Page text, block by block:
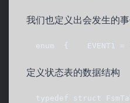
我们也定义出会发生的
enum  {    EVENT1
定义状态表的数据结构
typedef struct